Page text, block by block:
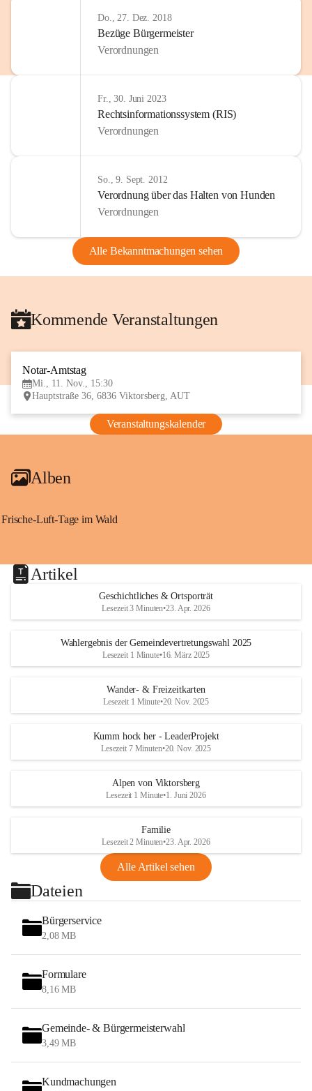
Do., 27. Dez. 2018
Bezüge Bürgermeister
Verordnungen
Fr., 30. Juni 2023
Rechtsinformationssystem (RIS)
Verordnungen
So., 9. Sept. 2012
Verordnung über das Halten von Hunden
Verordnungen
Alle Bekanntmachungen sehen
Kommende Veranstaltungen
Notar-Amtstag
Mi., 11. Nov., 15:30
Hauptstraße 36, 6836 Viktorsberg, AUT
Veranstaltungskalender
Alben
Frische-Luft-Tage im Wald
Artikel
Geschichtliches & Ortsporträt
Lesezeit 3 Minuten•23. Apr. 2026
Wahlergebnis der Gemeindevertretungswahl 2025
Lesezeit 1 Minute•16. März 2025
Wander- & Freizeitkarten
Lesezeit 1 Minute•20. Nov. 2025
Kumm hock her - LeaderProjekt
Lesezeit 7 Minuten•20. Nov. 2025
Alpen von Viktorsberg
Lesezeit 1 Minute•1. Juni 2026
Familie
Lesezeit 2 Minuten•23. Apr. 2026
Alle Artikel sehen
Dateien
Bürgerservice
2,08 MB
Formulare
8,16 MB
Gemeinde- & Bürgermeisterwahl
3,49 MB
Kundmachungen